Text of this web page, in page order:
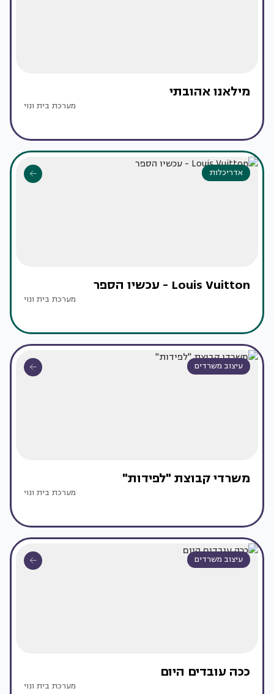
מילאנו אהובתי
מערכת בית ונוי
אדריכלות
Louis Vuitton - עכשיו הספר
מערכת בית ונוי
עיצוב משרדים
משרדי קבוצת "לפידות"
מערכת בית ונוי
עיצוב משרדים
ככה עובדים היום
מערכת בית ונוי